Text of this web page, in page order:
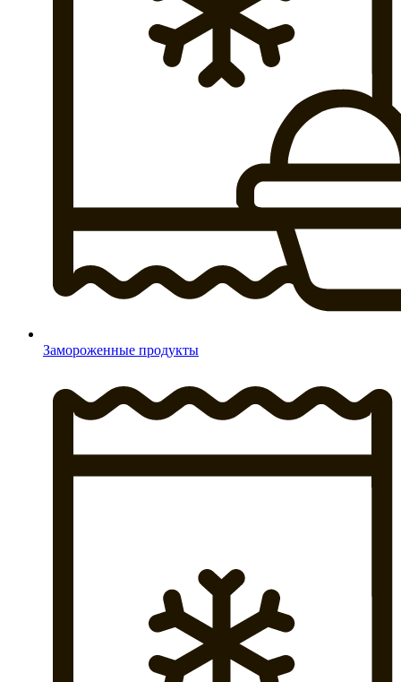
Замороженные продукты